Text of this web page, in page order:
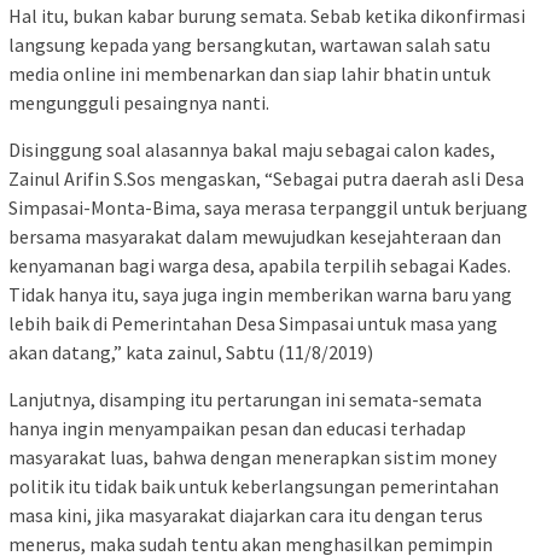
Hal itu, bukan kabar burung semata. Sebab ketika dikonfirmasi
langsung kepada yang bersangkutan, wartawan salah satu
media online ini membenarkan dan siap lahir bhatin untuk
mengungguli pesaingnya nanti.
Disinggung soal alasannya bakal maju sebagai calon kades,
Zainul Arifin S.Sos mengaskan, “Sebagai putra daerah asli Desa
Simpasai-Monta-Bima, saya merasa terpanggil untuk berjuang
bersama masyarakat dalam mewujudkan kesejahteraan dan
kenyamanan bagi warga desa, apabila terpilih sebagai Kades.
Tidak hanya itu, saya juga ingin memberikan warna baru yang
lebih baik di Pemerintahan Desa Simpasai untuk masa yang
akan datang,” kata zainul, Sabtu (11/8/2019)
Lanjutnya, disamping itu pertarungan ini semata-semata
hanya ingin menyampaikan pesan dan educasi terhadap
masyarakat luas, bahwa dengan menerapkan sistim money
politik itu tidak baik untuk keberlangsungan pemerintahan
masa kini, jika masyarakat diajarkan cara itu dengan terus
menerus, maka sudah tentu akan menghasilkan pemimpin